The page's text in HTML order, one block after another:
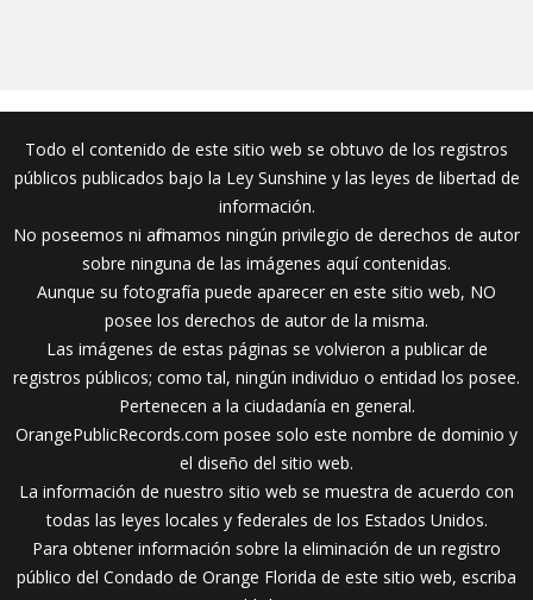
Todo el contenido de este sitio web se obtuvo de los registros
públicos publicados bajo la Ley Sunshine y las leyes de libertad de
información.
No poseemos ni afirmamos ningún privilegio de derechos de autor
sobre ninguna de las imágenes aquí contenidas.
Aunque su fotografía puede aparecer en este sitio web, NO
posee los derechos de autor de la misma.
Las imágenes de estas páginas se volvieron a publicar de
registros públicos; como tal, ningún individuo o entidad los posee.
Pertenecen a la ciudadanía en general.
OrangePublicRecords.com posee solo este nombre de dominio y
el diseño del sitio web.
La información de nuestro sitio web se muestra de acuerdo con
todas las leyes locales y federales de los Estados Unidos.
Para obtener información sobre la eliminación de un registro
público del Condado de Orange Florida de este sitio web, escriba